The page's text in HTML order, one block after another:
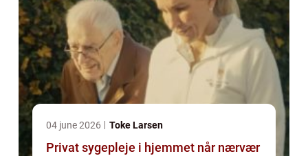
04 june 2026 Toke Larsen
Privat sygepleje i hjemmet når nærvær